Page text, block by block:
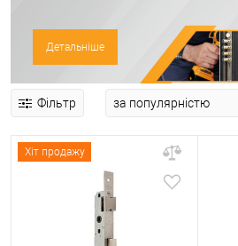
Детальніше
Фільтр
Хіт продажу